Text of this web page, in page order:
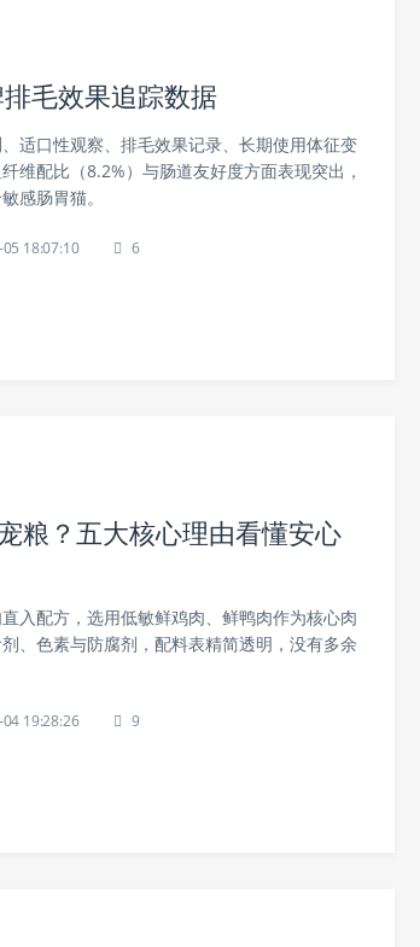
毛效果追踪数据
适口性观察、排毛效果记录、长期使用体征变
维配比（8.2%）与肠道友好度方面表现突出，
感肠胃猫。
18:07:10 6
粮？五大核心理由看懂安心
入配方，选用低敏鲜鸡肉、鲜鸭肉作为核心肉
、色素与防腐剂，配料表精简透明，没有多余
19:28:26 9